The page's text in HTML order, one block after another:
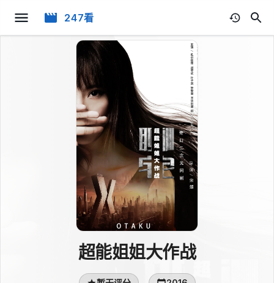
247看
超能姐姐大作战